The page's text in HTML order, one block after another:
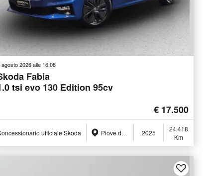
agosto 2026 alle 16:08
Fabia
tsi evo 130 Edition 95cv
€ 17.500
ufficiale Skoda Piove di Sacco (PD) 2025
24.418
Km